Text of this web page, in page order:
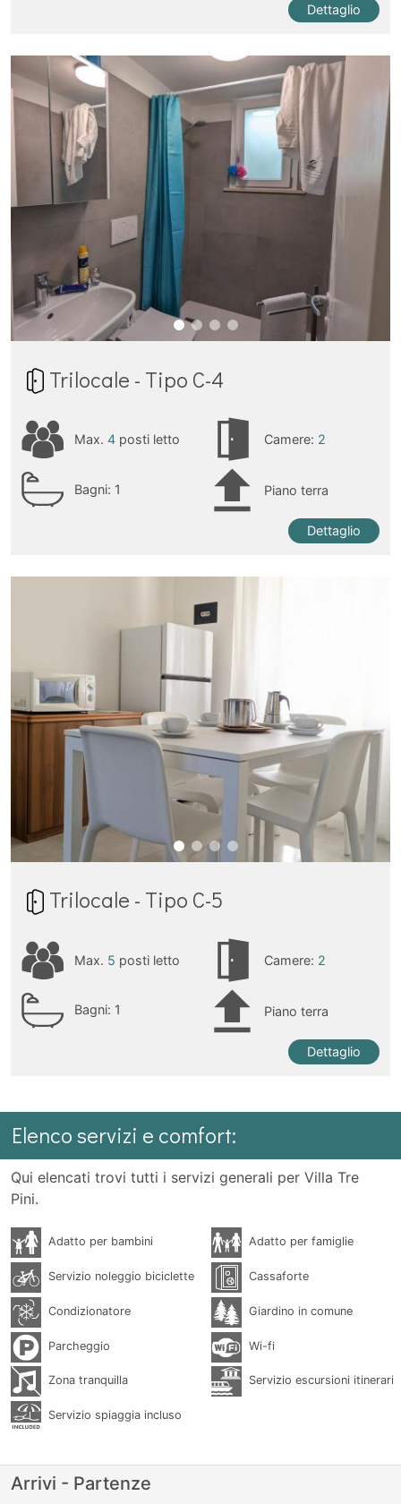
Dettaglio
Trilocale - Tipo C-4
Max. 4posti letto Camere: 2
Bagni: 1 Piano terra
Dettaglio
Trilocale - Tipo C-5
Max. 5 posti letto Camere: 2
Bagni: 1 Piano terra
Dettaglio
Elenco servizi e comfort:
Qui elencati trovi tutti i servizi generali per Villa Tre
Pini.
Adatto per bambini Adatto per famiglie
Servizio noleggio biciclette Cassaforte
Condizionatore Giardino in comune
Parcheggio Wi-fi
Zona tranquilla Servizio escursioni itinerari
Servizio spiaggia incluso
Arrivi - Partenze